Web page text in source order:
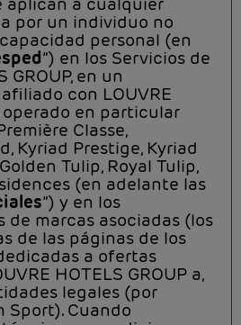
por un individuo no
personal (en
”) en los Servicios de
GROUP, en un
con LOUVRE
operado en particular
Classe,
Kyriad Prestige, Kyriad
Tulip, Royal Tulip,
(en adelante las
”) y en los
de marcas asociadas (los
de las páginas de los
a ofertas
HOTELS GROUP a,
legales (por
Sport). Cuando